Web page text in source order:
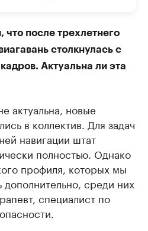
после трехлетнего
столкнулась с
Актуальна ли эта
актуальна, новые
в коллектив. Для задач
навигации штат
полностью. Однако
профиля, которых мы
дополнительно, среди них
специалист по